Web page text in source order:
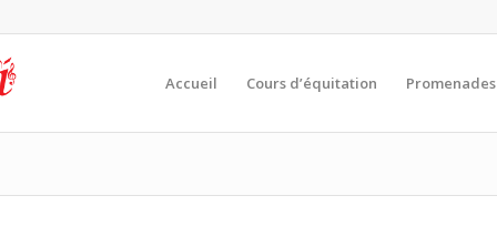
Accueil Cours d’équitation Promenades